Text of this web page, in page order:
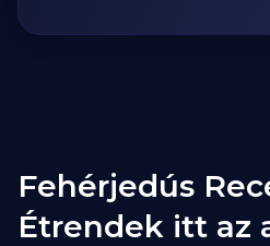
Fehérjedús
Étrendek itt az